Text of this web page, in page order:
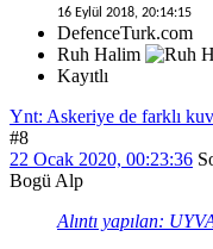
16 Eylül 2018, 20:14:15
DefenceTurk.com
Ruh Halim
Kayıtlı
Ynt: Askeriye de farklı
#8
22 Ocak 2020, 00:23:36
Bogü Alp
Alıntı yapılan: